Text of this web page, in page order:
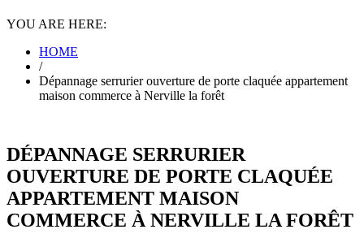
YOU ARE HERE:
HOME
/
Dépannage serrurier ouverture de porte claquée appartement
maison commerce à Nerville la forêt
DÉPANNAGE SERRURIER
OUVERTURE DE PORTE CLAQUÉE
APPARTEMENT MAISON
COMMERCE À NERVILLE LA FORÊT